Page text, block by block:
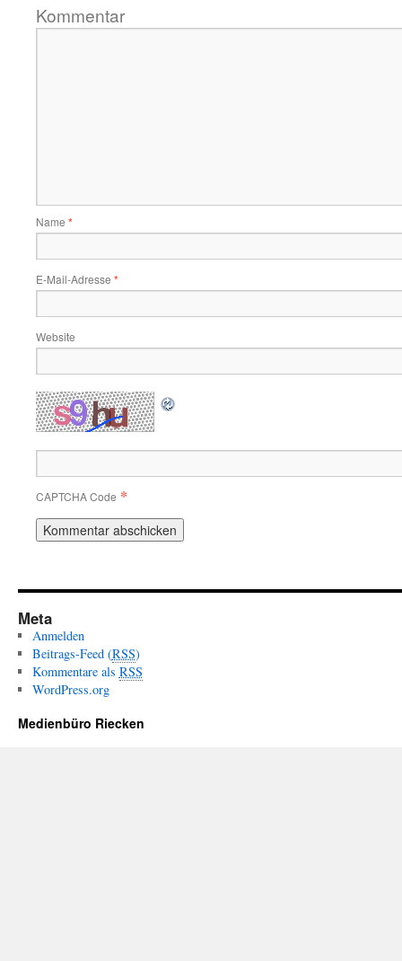
Kommentar
Name *
E-Mail-Adresse *
Website
CAPTCHA Code *
Meta
Anmelden
Beitrags-Feed (RSS)
Kommentare als RSS
WordPress.org
Medienbüro Riecken